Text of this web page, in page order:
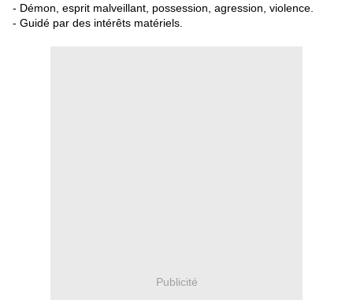
- Démon, esprit malveillant, possession, agression, violence.
- Guidé par des intérêts matériels.
Publicité